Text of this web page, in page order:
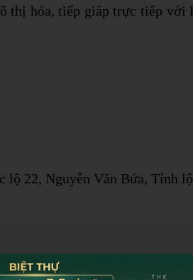
thị hóa, tiếp giáp trực tiếp
lộ 22, Nguyễn Văn Bứa, Tỉnh